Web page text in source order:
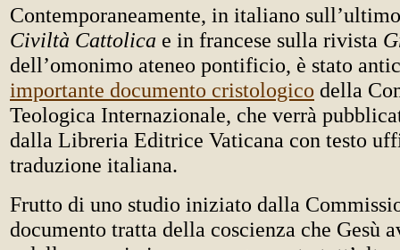
Contemporaneamente, in italiano
Civiltà Cattolica e in francese sulla rivista
dell’omonimo ateneo pontificio, è stato
importante documento cristologico della
Teologica Internazionale, che verrà
dalla Libreria Editrice Vaticana con testo
traduzione italiana.
Frutto di uno studio iniziato dalla
documento tratta della coscienza che Gesù